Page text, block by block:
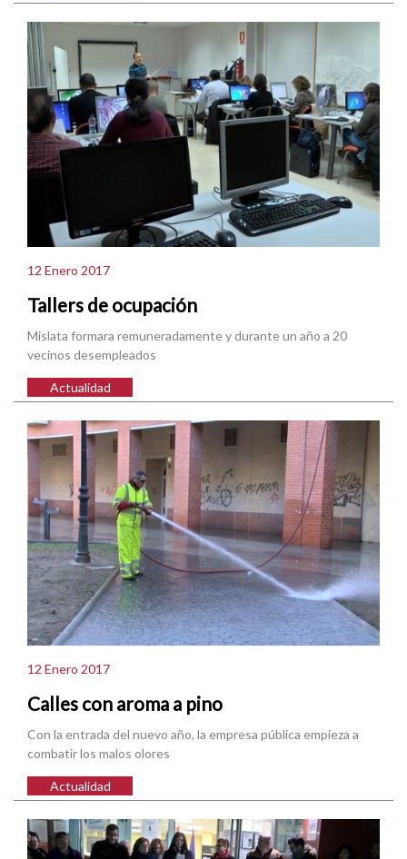
12 Enero 2017
Tallers de ocupación
Mislata formara remuneradamente y durante un año a 20
vecinos desempleados
Actualidad
12 Enero 2017
Calles con aroma a pino
Con la entrada del nuevo año, la empresa pública empieza a
combatir los malos olores
Actualidad